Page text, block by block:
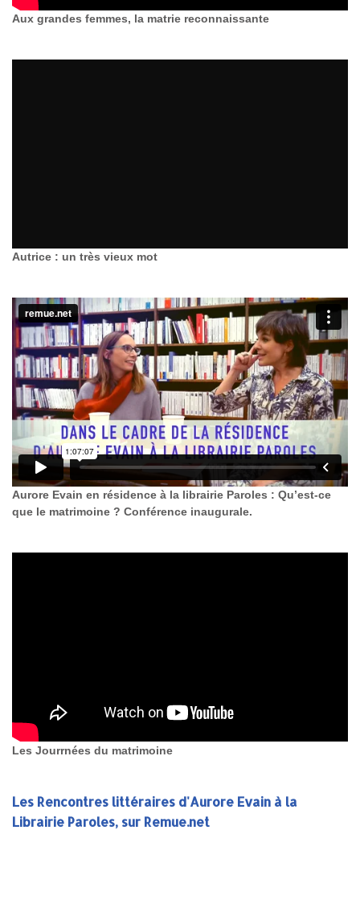
Aux grandes femmes, la matrie reconnaissante
Autrice : un très vieux mot
Aurore Evain en résidence à la librairie Paroles : Qu’est-ce
que le matrimoine ? Conférence inaugurale.
Les Jourrnées du matrimoine
Les Rencontres littéraires d'Aurore Evain à la
Librairie Paroles, sur Remue.net